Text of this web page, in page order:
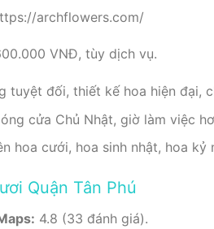
archflowers.com/
VNĐ, tùy dịch vụ.
tuyệt đối, thiết kế hoa hiện đại,
cửa Chủ Nhật, giờ làm việc
hoa cưới, hoa sinh nhật, hoa
Quận Tân Phú
4.8 (33 đánh giá).